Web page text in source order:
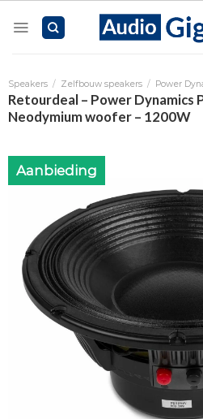
Speakers / Zelfbouw speakers / Power
Retourdeal – Power Dynamics
Neodymium woofer – 1200W
Aanbieding